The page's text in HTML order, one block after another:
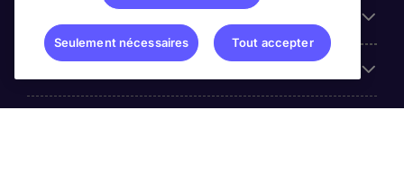
Seulement nécessaires Tout accepter